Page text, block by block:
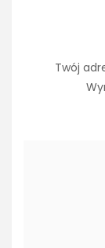
Twój